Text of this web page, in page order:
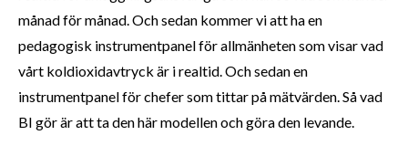
månad för månad. Och sedan kommer vi att ha en
pedagogisk instrumentpanel för allmänheten som visar vad
vårt koldioxidavtryck är i realtid. Och sedan en
instrumentpanel för chefer som tittar på mätvärden. Så vad
BI gör är att ta den här modellen och göra den levande.